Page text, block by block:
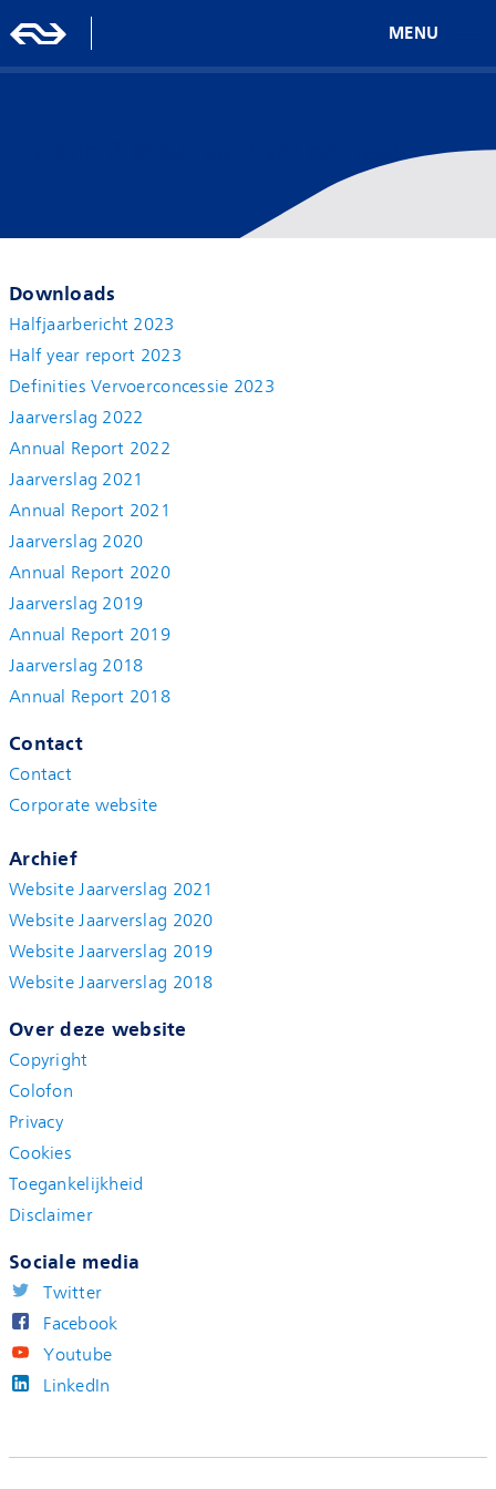
MENU
Sectie 2 Resultaat over het jaar
Downloads
Halfjaarbericht 2023
Half year report 2023
Definities Vervoerconcessie 2023
Jaarverslag 2022
Annual Report 2022
Jaarverslag 2021
Annual Report 2021
Jaarverslag 2020
Annual Report 2020
Jaarverslag 2019
Annual Report 2019
Jaarverslag 2018
Annual Report 2018
Contact
Contact
Corporate website
Archief
Website Jaarverslag 2021
Website Jaarverslag 2020
Website Jaarverslag 2019
Website Jaarverslag 2018
Over deze website
Copyright
Colofon
Privacy
Cookies
Toegankelijkheid
Disclaimer
Sociale media
Twitter
Facebook
Youtube
LinkedIn